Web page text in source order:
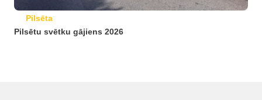
Pilsēta
Pilsētu svētku gājiens 2026